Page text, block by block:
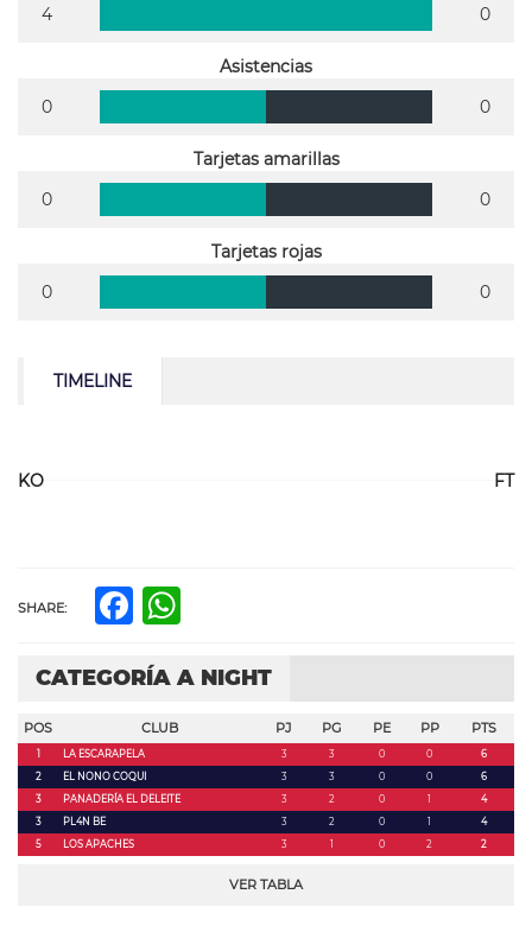
4
0
Asistencias
0
0
Tarjetas amarillas
0
0
Tarjetas rojas
0
0
TIMELINE
KO FT
SHARE: Facebook
CATEGORÍA A NIGHT
POS CLUB PJ PG PE PP PTS
1 LA ESCARAPELA 3 3 0 0
6
2
EL NONO COQUI 3 3 0 0
6
3
PANADERÍA EL DELEITE 3 2 0 1
4
3
PL4N BE 3 2 0 1
4
5
LOS APACHES 3 1 0 2 2
VER TABLA